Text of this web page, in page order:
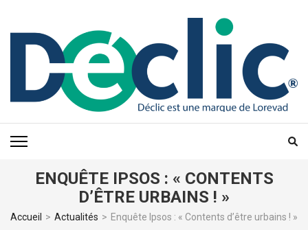
ENQUÊTE IPSOS : « CONTENTS
D’ÊTRE URBAINS ! »
Accueil > Actualités > Enquête Ipsos : « Contents d’être urbains ! »